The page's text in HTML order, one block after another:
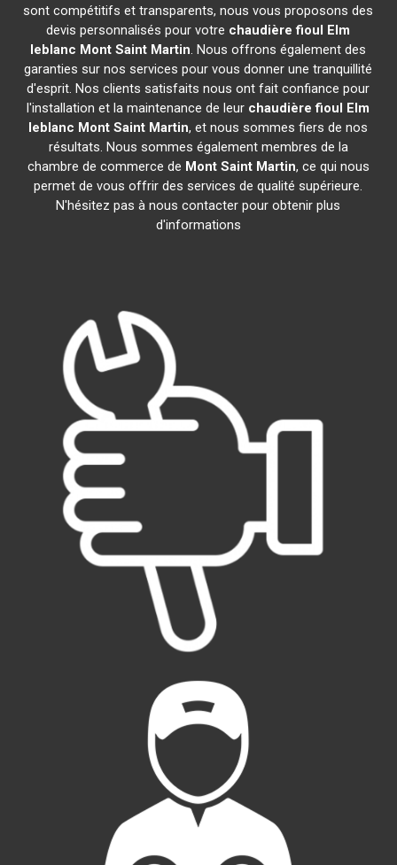
sont compétitifs et transparents, nous vous proposons des
devis personnalisés pour votre chaudière fioul Elm
leblanc Mont Saint Martin. Nous offrons également des
garanties sur nos services pour vous donner une tranquillité
d'esprit. Nos clients satisfaits nous ont fait confiance pour
l'installation et la maintenance de leur chaudière fioul Elm
leblanc Mont Saint Martin, et nous sommes fiers de nos
résultats. Nous sommes également membres de la
chambre de commerce de Mont Saint Martin, ce qui nous
permet de vous offrir des services de qualité supérieure.
N'hésitez pas à nous contacter pour obtenir plus
d'informations